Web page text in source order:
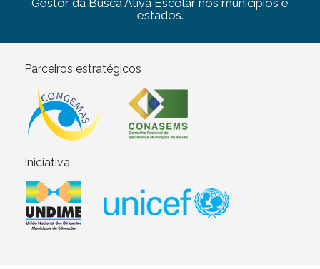
Gestor da Busca Ativa Escolar nos municípios e
estados.
Parceiros estratégicos
Iniciativa